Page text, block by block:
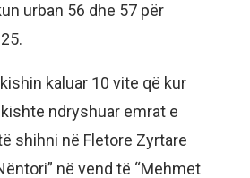
urban 56 dhe 57 për
kaluar 10 vite që kur
ndryshuar emrat e
shihni në Fletore Zyrtare
në vend të “Mehmet